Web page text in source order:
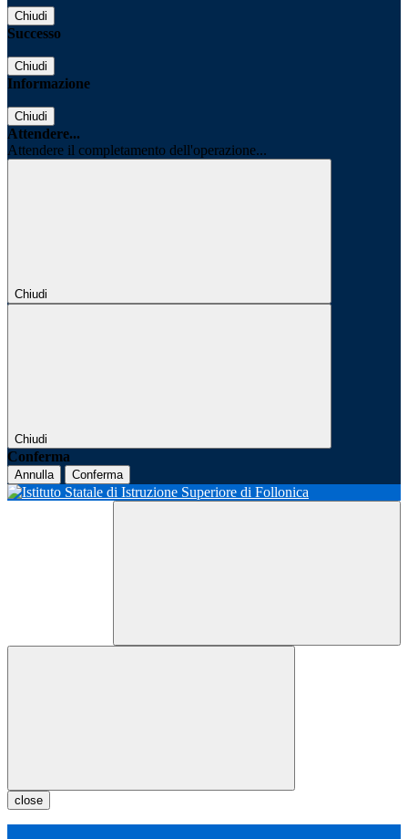
Chiudi
Successo
Chiudi
Informazione
Chiudi
Attendere...
Attendere il completamento dell'operazione...
Chiudi
Chiudi
Conferma
Annulla Conferma
close